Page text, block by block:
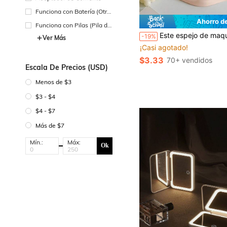
Funciona con Batería (Otra
Funciona con Pilas (Pila de
Botón/Pila de Moneda)
Ver Más
Escala De Precios (USD)
Menos de $3
$3 - $4
$4 - $7
Más de $7
Mín.: Máx: Ok
Ahorro
-19% Este espejo de maquillaje portátil con forma de nube asimétrica es perfecto para usar en dormitorios, apartamentos pequeños o mientras viajas. Es ideal para aplicar maquillaje,
¡Casi agotado!
$3.33 70+ vendidos